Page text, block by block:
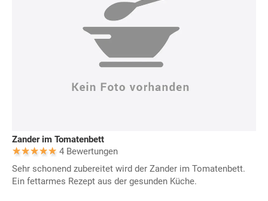
Zander im Tomatenbett
4 Bewertungen
Sehr schonend zubereitet wird der Zander im Tomatenbett.
Ein fettarmes Rezept aus der gesunden Küche.